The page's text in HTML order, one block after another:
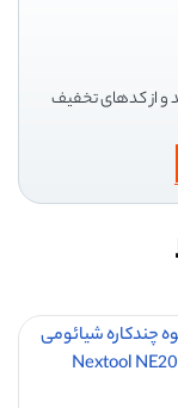
و از کدهای تخفیف